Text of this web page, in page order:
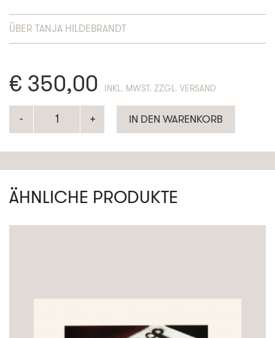
ÜBER TANJA HILDEBRANDT
€ 350,00
IN DEN WARENKORB
ÄHNLICHE PRODUKTE